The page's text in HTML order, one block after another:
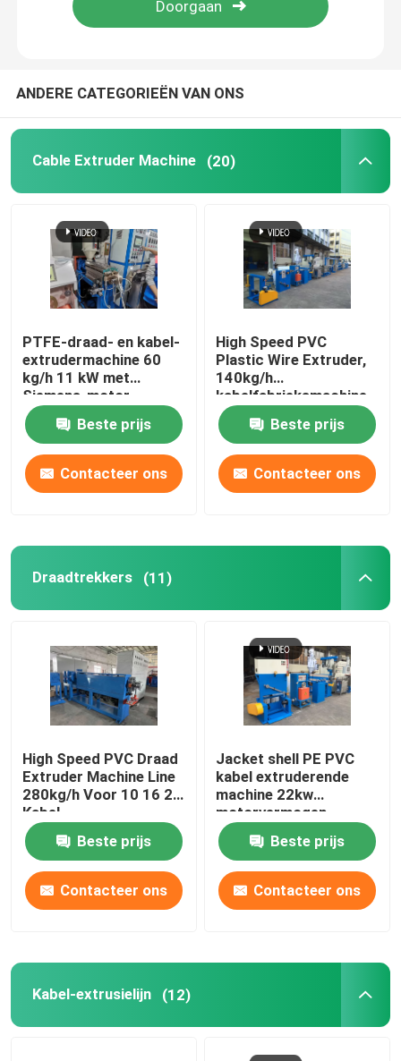
Kwaliteitscontrole
Neem contact met ons op
Vraag een offerte
Cable Extruder Machine
Draadtrekkers
Kabel-extrusielijn
Koperen tapmachine
Koperen upcast machine
kabelspinmachine
koperen lasmachine
Spiraalgeweld buismachine
ANDERE CATEGORIEËN VAN ONS
Cable Extruder Machine (20)
PTFE-draad- en kabel-
extrudermachine 60
kg/h 11 kW met
Siemens-motor
Beste prijs
Contacteer ons
High Speed PVC
Plastic Wire Extruder,
140kg/h
kabelfabrieksmachine
Beste prijs
Contacteer ons
Draadtrekkers (11)
High Speed PVC Draad
Extruder Machine Line
280kg/h Voor 10 16 25
Kabel
Beste prijs
Contacteer ons
Jacket shell PE PVC
kabel extruderende
machine 22kw
motorvermogen
Beste prijs
Contacteer ons
Kabel-extrusielijn (12)